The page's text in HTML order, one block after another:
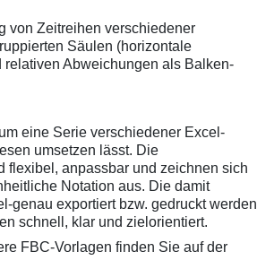
von Zeitreihen verschiedener
Säulen (horizontale
Abweichungen als Balken-
eine Serie verschiedener Excel-
umsetzen lässt. Die
flexibel, anpassbar und zeichnen sich
Notation aus. Die damit
genau exportiert bzw. gedruckt werden
schnell, klar und zielorientiert.
FBC-Vorlagen finden Sie auf der